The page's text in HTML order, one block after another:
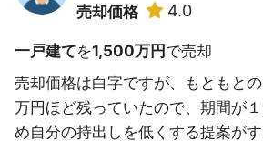
売却価格
4.0
一戸建てを1,500万円 で売却
売却価格は白字ですが、もともと
万円ほど残っていたので、期間が
め自分の持出しを低くする提案がす